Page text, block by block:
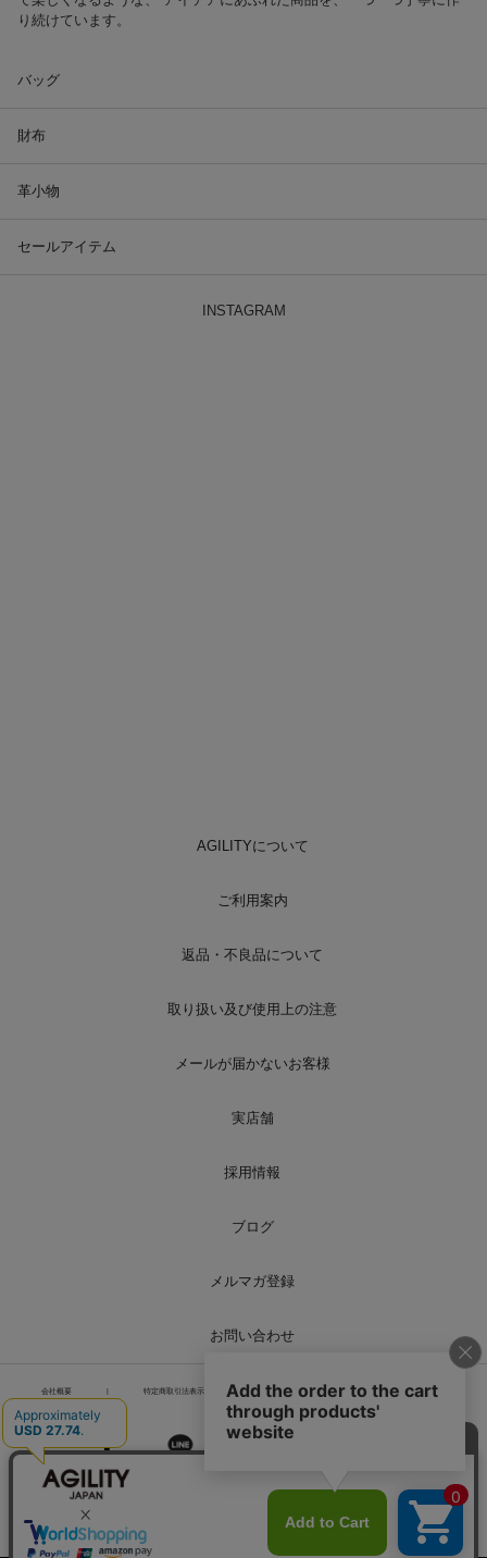
り続けています。
バッグ
財布
革小物
セールアイテム
INSTAGRAM
AGILITYについて
ご利用案内
返品・不良品について
取り扱い及び使用上の注意
メールが届かないお客様
実店舗
採用情報
ブログ
メルマガ登録
お問い合わせ
会社概要 | 特定商取引法表示 | 個人情報の取り扱い | サイトマップ